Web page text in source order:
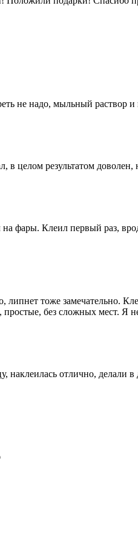
не надо, мыльный раствор и
в целом результатом
на фары. Клеил первый раз,
липнет тоже замечательно.
без сложных мест. Я
наклеилась отлично, делали в